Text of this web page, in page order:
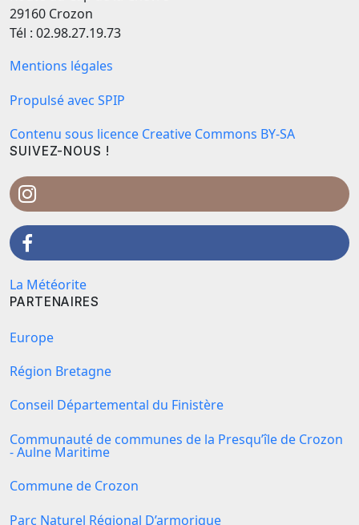
29160 Crozon
Tél : 02.98.27.19.73
Mentions légales
Propulsé avec SPIP
Contenu sous licence Creative Commons BY-SA
SUIVEZ-NOUS !
La Météorite
PARTENAIRES
Europe
Région Bretagne
Conseil Départemental du Finistère
Communauté de communes de la Presqu’île de Crozon
- Aulne Maritime
Commune de Crozon
Parc Naturel Régional D’armorique